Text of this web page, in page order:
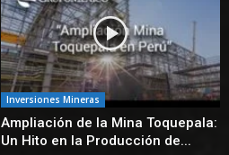
Inversiones Mineras
Ampliación de la Mina Toquepala:
Un Hito en la Producción de...